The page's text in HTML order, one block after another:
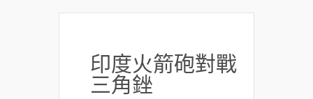
印度火箭砲對戰
三角銼